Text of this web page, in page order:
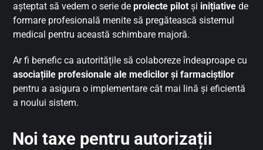
așteptat să vedem o serie deproiecte pilot și inițiative de
formare profesională menite să pregătească sistemul
medical pentru această schimbare majoră.
Ar fi benefic ca autoritățile să colaboreze îndeaproape cu
asociațiile profesionale ale medicilor și farmaciștilor
pentru a asigura o implementare cât mai lină și eficientă
a noului sistem.
Noi taxe pentru autorizații